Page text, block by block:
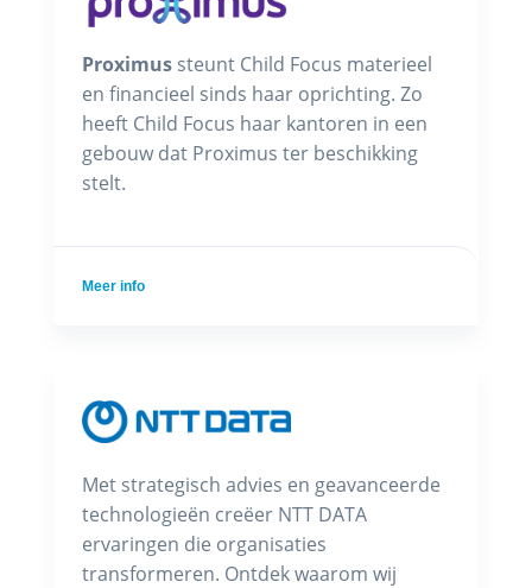
Proximus steunt Child Focus materieel
en financieel sinds haar oprichting. Zo
heeft Child Focus haar kantoren in een
gebouw dat Proximus ter beschikking
stelt.
Meer info
Met strategisch advies en geavanceerde
technologieën creëer NTT DATA
ervaringen die organisaties
transformeren. Ontdek waarom wij